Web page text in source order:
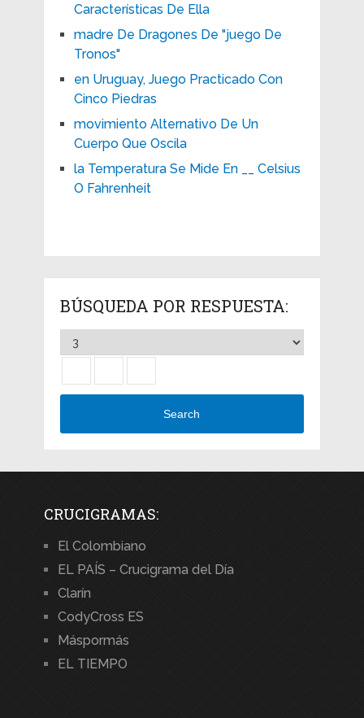
Características De Ella
madre De Dragones De "juego De
Tronos"
en Uruguay, Juego Practicado Con
Cinco Piedras
movimiento Alternativo De Un
Cuerpo Que Oscila
la Temperatura Se Mide En __ Celsius
O Fahrenheit
BÚSQUEDA POR RESPUESTA:
Search
CRUCIGRAMAS:
El Colombiano
EL PAÍS – Crucigrama del Día
Clarín
CodyCross ES
Máspormás
EL TIEMPO